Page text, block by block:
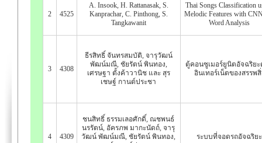
2 4525
A. Insook, H. Rattanasak, S.
Kanprachar, C. Pinthong, S.
Tangkawanit
Thai Songs Classification
Melodic Features with
Word Analysis
3 4308
ธีรสิทธิ์ จันทรสมบัติ, จารุวัฒน์
พัฒน์มณี, ชัยรัตน์ พินทอง,
เศรษฐา ตั้งค้าวานิช และ สุร
เชษฐ์ กานต์ประชา
ตู้คอนซูเมอร์ยูนิตอัจฉริย
อินเทอร์เน็ตของสรรพสิ่
4 4309
ชนสิทธิ์ ธรรมเลอศักดิ์, ณชพนธ์
นรรัตน์, อัครภพ มากะนัดถ์, จารุ
วัฒน์ พัฒน์มณี, ชัยรัตน์ พินทอง,
ระบบที่จอดรถอัจฉริยะ